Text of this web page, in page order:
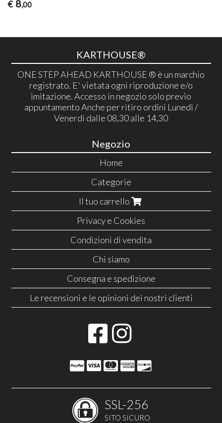
€ 8,00
KARTHOUSE®
ONE STEP AHEAD KARTHOUSE ® è un marchio
registrato. E' vietata ogni riproduzione e/o
imitazione. Accesso in negozio solo previo
appuntamento Anche per ritiro ordini Lunedì /
Venerdì dalle 08,30 alle 14,30
Negozio
Home
Categorie
Il tuo carrello
Privacy e Cookies
Condizioni di vendita
Chi siamo
Consegna e spedizione
Le recensioni e le opinioni dei nostri clienti
SSL-256
SITO SICURO